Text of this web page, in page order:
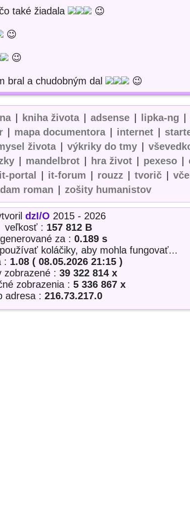
také žiadala 😉
😉
😉
bral a chudobným dal 😉
kniha života adsense lipka-ng
mapa documentora internet
života výkriky do tmy
mandelbrot hra život pexeso
it-portal it-forum rouzz tvorič
roman zošity humanistov
dzI/O 2015 - 2026
veľkosť : 157 812 B
za : 0.189 s
koláčiky, aby mohla fungovať...
: 1.08 ( 08.05.2026 21:15 )
zobrazené : 39 322 814 x
zobrazenia : 5 336 867 x
adresa : 216.73.217.0